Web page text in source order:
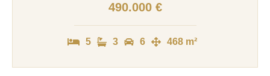
490.000 €
5 3 6 468 m²